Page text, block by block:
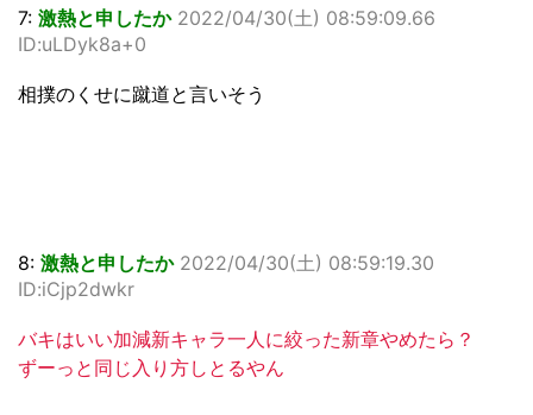
7: 激熱と申したか 2022/04/30(土) 08:59:09.66
ID:uLDyk8a+0
相撲のくせに蹴道と言いそう
8: 激熱と申したか 2022/04/30(土) 08:59:19.30
ID:iCjp2dwkr
バキはいい加減新キャラ一人に絞った新章やめたら？
ずーっと同じ入り方しとるやん